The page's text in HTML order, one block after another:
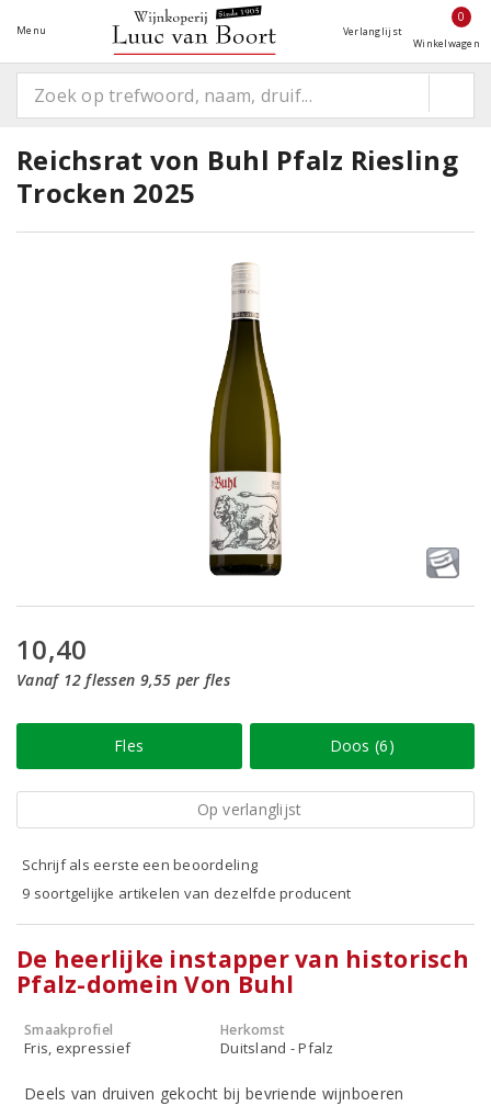
Menu Verlanglijst
0
Winkelwagen
Reichsrat von Buhl Pfalz Riesling
Trocken 2025
10,40
Vanaf 12 flessen 9,55 per fles
Fles Doos (6)
Op verlanglijst
Schrijf als eerste een beoordeling
9 soortgelijke artikelen van dezelfde producent
De heerlijke instapper van historisch
Pfalz-domein Von Buhl
Smaakprofiel
Fris, expressief
Herkomst
Duitsland - Pfalz
Deels van druiven gekocht bij bevriende wijnboeren